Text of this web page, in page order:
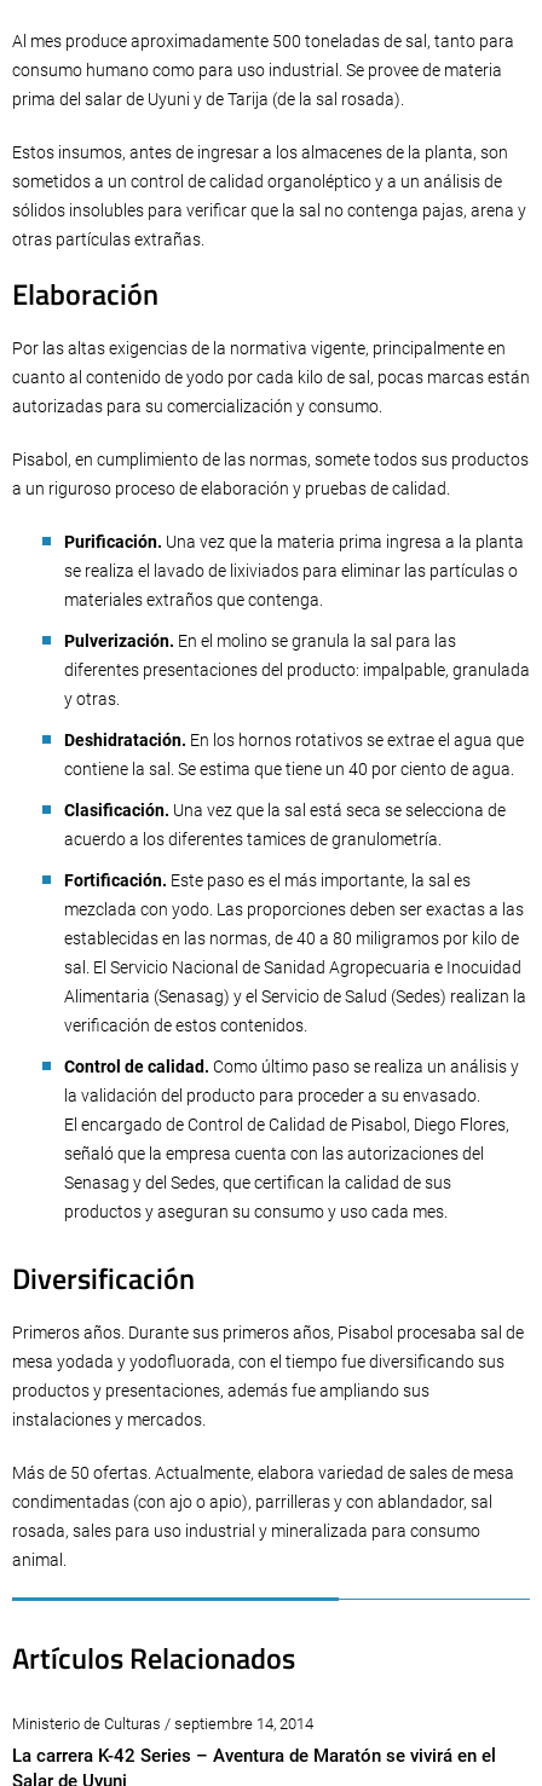
Al mes produce aproximadamente 500 toneladas de sal, tanto para
consumo humano como para uso industrial. Se provee de materia
prima del salar de Uyuni y de Tarija (de la sal rosada).
Estos insumos, antes de ingresar a los almacenes de la planta, son
sometidos a un control de calidad organoléptico y a un análisis de
sólidos insolubles para verificar que la sal no contenga pajas, arena y
otras partículas extrañas.
Elaboración
Por las altas exigencias de la normativa vigente, principalmente en
cuanto al contenido de yodo por cada kilo de sal, pocas marcas están
autorizadas para su comercialización y consumo.
Pisabol, en cumplimiento de las normas, somete todos sus productos
a un riguroso proceso de elaboración y pruebas de calidad.
Purificación. Una vez que la materia prima ingresa a la planta
se realiza el lavado de lixiviados para eliminar las partículas o
materiales extraños que contenga.
Pulverización. En el molino se granula la sal para las
diferentes presentaciones del producto: impalpable, granulada
y otras.
Deshidratación. En los hornos rotativos se extrae el agua que
contiene la sal. Se estima que tiene un 40 por ciento de agua.
Clasificación. Una vez que la sal está seca se selecciona de
acuerdo a los diferentes tamices de granulometría.
Fortificación. Este paso es el más importante, la sal es
mezclada con yodo. Las proporciones deben ser exactas a las
establecidas en las normas, de 40 a 80 miligramos por kilo de
sal. El Servicio Nacional de Sanidad Agropecuaria e Inocuidad
Alimentaria (Senasag) y el Servicio de Salud (Sedes) realizan la
verificación de estos contenidos.
Control de calidad. Como último paso se realiza un análisis y
la validación del producto para proceder a su envasado.
El encargado de Control de Calidad de Pisabol, Diego Flores,
señaló que la empresa cuenta con las autorizaciones del
Senasag y del Sedes, que certifican la calidad de sus
productos y aseguran su consumo y uso cada mes.
Diversificación
Primeros años. Durante sus primeros años, Pisabol procesaba sal de
mesa yodada y yodofluorada, con el tiempo fue diversificando sus
productos y presentaciones, además fue ampliando sus
instalaciones y mercados.
Más de 50 ofertas. Actualmente, elabora variedad de sales de mesa
condimentadas (con ajo o apio), parrilleras y con ablandador, sal
rosada, sales para uso industrial y mineralizada para consumo
animal.
Artículos Relacionados
Ministerio de Culturas / septiembre 14, 2014
La carrera K-42 Series – Aventura de Maratón se vivirá en el
Salar de Uyuni